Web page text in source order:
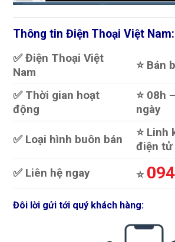
Thông tin Điện Thoại Việt Nam:
✅ Điện Thoại Việt
Nam
⭐️ Bán
✅ Thời gian hoạt
động
⭐️ 08h
ngày
✅ Loại hình buôn bán
⭐️ Linh
điện tử
✅ Liên hệ ngay
⭐️
Đôi lời gửi tới quý khách hàng: